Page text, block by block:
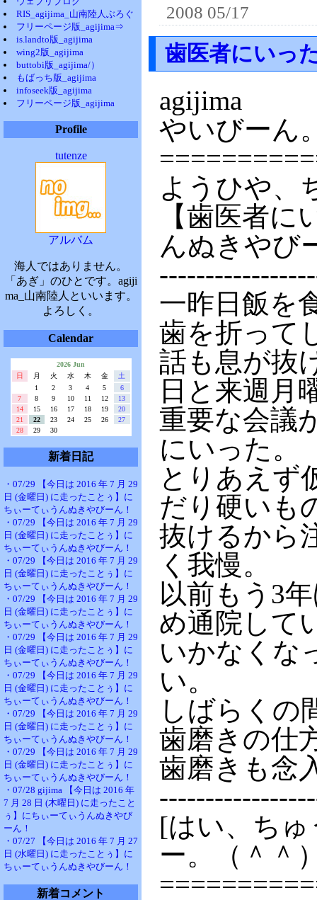
RIS_agijima_山南陸人ぶろぐ
フリーページ版_agijima⇒
is.landto版_agijima
wing2版_agijima
buttobi版_agijima/）
もばっち版_agijima
infoseek版_agijima
フリーページ版_agijima
Profile
tutenze
アルバム
海人ではありません。
「あぎ」のひとです。agiji
ma_山南陸人といいます。
よろしく。
Calendar
2026 Jun
日
月 火 水 木 金
土
1
2 3 4 5
6
7
8 9 10 11 12
13
14
15 16 17 18 19
20
21
22 23 24 25 26
27
28
29 30
新着日記
・07/29 【今日は 2016 年 7 月 29
日 (金曜日) に走ったことぅ】に
ちぃーてぃうんぬきやびーん！
・07/29 【今日は 2016 年 7 月 29
日 (金曜日) に走ったことぅ】に
ちぃーてぃうんぬきやびーん！
・07/29 【今日は 2016 年 7 月 29
日 (金曜日) に走ったことぅ】に
ちぃーてぃうんぬきやびーん！
・07/29 【今日は 2016 年 7 月 29
日 (金曜日) に走ったことぅ】に
ちぃーてぃうんぬきやびーん！
・07/29 【今日は 2016 年 7 月 29
日 (金曜日) に走ったことぅ】に
ちぃーてぃうんぬきやびーん！
・07/29 【今日は 2016 年 7 月 29
日 (金曜日) に走ったことぅ】に
ちぃーてぃうんぬきやびーん！
・07/29 【今日は 2016 年 7 月 29
日 (金曜日) に走ったことぅ】に
ちぃーてぃうんぬきやびーん！
・07/29 【今日は 2016 年 7 月 29
日 (金曜日) に走ったことぅ】に
ちぃーてぃうんぬきやびーん！
・07/28 gijima 【今日は 2016 年
7 月 28 日 (木曜日) に走ったこと
ぅ】にちぃーてぃうんぬきやび
ーん！
・07/27 【今日は 2016 年 7 月 27
日 (水曜日) に走ったことぅ】に
ちぃーてぃうんぬきやびーん！
新着コメント
2008 05/17
歯医者にいっ
agijima
やいびーん
ようひや、
【歯医者
んぬきやび
一昨日飯を
歯を折って
話も息が抜
日と来週月
重要な会議
にいった。
とりあえず
だり硬いも
抜けるから
く我慢。
以前もう3
め通院して
いかなくな
い。
しばらくの
歯磨きの仕
歯磨きも念
[はい、ち
ー。（＾＾